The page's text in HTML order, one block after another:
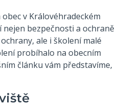
v Královéhradeckém
bezpečnosti a ochraně
ale i školení malé
probíhalo na obecním
článku vám představíme,